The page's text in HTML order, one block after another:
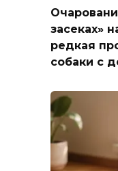
засеках»
редкая
собаки с